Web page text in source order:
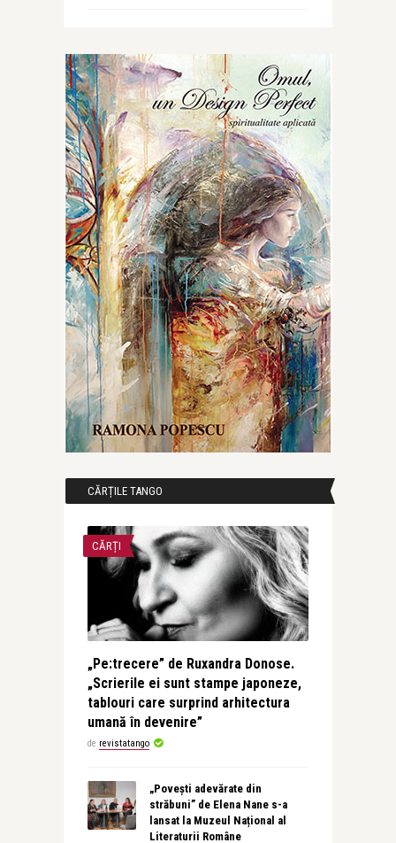
CĂRȚILE TANGO
CĂRȚI
„Pe:trecere” de Ruxandra Donose.
„Scrierile ei sunt stampe japoneze,
tablouri care surprind arhitectura
umană în devenire”
de revistatango
„Povești adevărate din
străbuni” de Elena Nane s-a
lansat la Muzeul Național al
Literaturii Române